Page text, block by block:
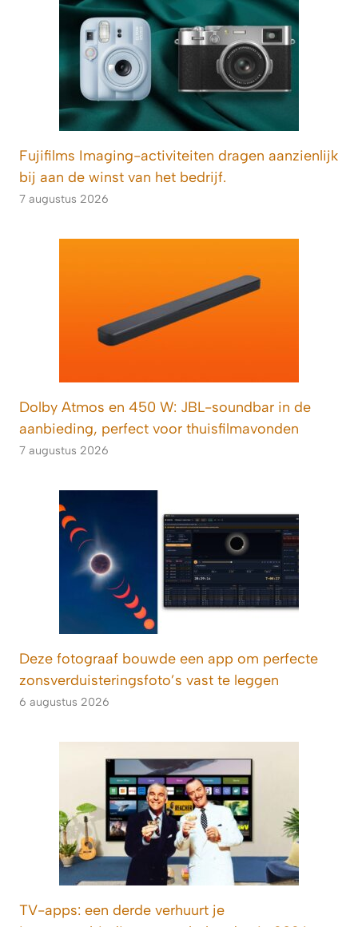
Fujifilms Imaging-activiteiten dragen aanzienlijk
bij aan de winst van het bedrijf.
7 augustus 2026
Dolby Atmos en 450 W: JBL-soundbar in de
aanbieding, perfect voor thuisfilmavonden
7 augustus 2026
Deze fotograaf bouwde een app om perfecte
zonsverduisteringsfoto’s vast te leggen
6 augustus 2026
TV-apps: een derde verhuurt je